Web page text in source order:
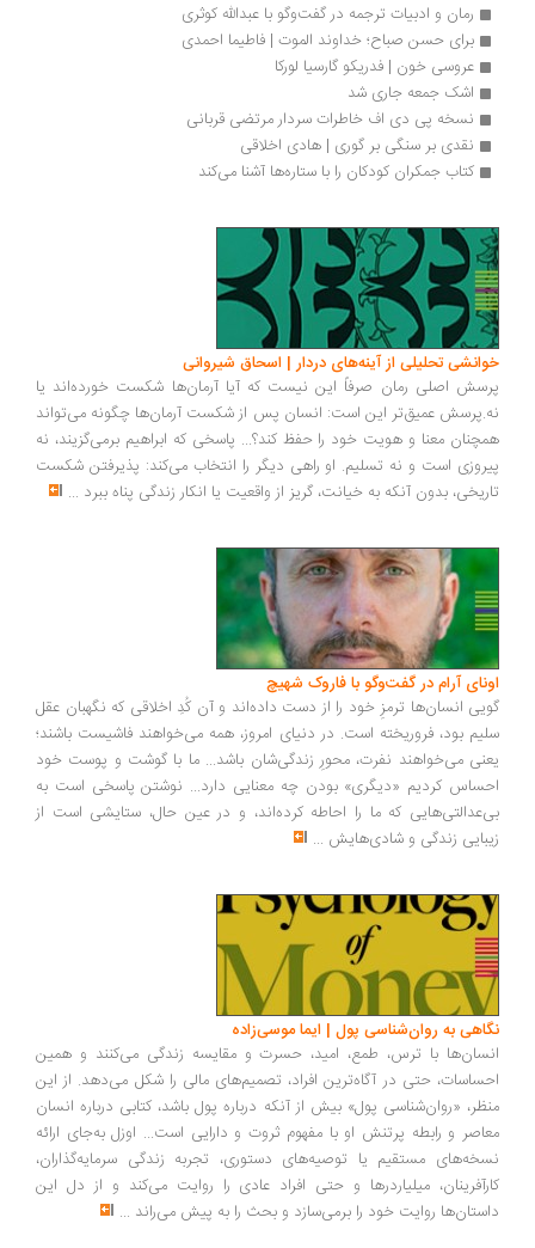
رمان و ادبیات ترجمه در گفت‌وگو با عبدالله کوثری
برای حسن صباح؛ خداوند الموت | فاطیما احمدی
عروسی خون | فدریکو گارسیا لورکا
اشک جمعه جاری شد
نسخه پی دی اف خاطرات سردار مرتضی قربانی
نقدی بر سنگی‌ بر گوری‌ | هادی اخلاقی
کتاب جمکران کودکان را با ستاره‌ها آشنا می‌کند
تحلیلی از آینه‌های دردار | اسحاق شیروانی
اصلی رمان صرفاً این نیست که آیا آرمان‌ها شکست خورده‌اند یا
عمیق‌تر این است: انسان پس از شکست آرمان‌ها چگونه می‌تواند
معنا و هویت خود را حفظ کند؟... پاسخی که ابراهیم برمی‌گزیند، نه
است و نه تسلیم. او راهی دیگر را انتخاب می‌کند: پذیرفتن شکست
بدون آنکه به خیانت، گریز از واقعیت یا انکار زندگی پناه ببرد...
آرام در گفت‌وگو با فاروک شهیچ‭
انسان‌ها ترمزِ خود را از دست داده‌اند و آن کُدِ اخلاقی که نگهبان عقل
بود، فروریخته است. در دنیای امروز، همه می‌خواهند فاشیست باشند؛
می‌خواهند نفرت، محورِ زندگی‌شان باشد... ما با گوشت و پوست خود
کردیم «دیگری» بودن چه معنایی دارد... نوشتن پاسخی است به
که ما را احاطه کرده‌اند، و در عین حال، ستایشی است از
زندگی و شادی‌هایش...
به روان‌شناسی پول | ایما موسی‌زاده
با ترس، طمع، امید، حسرت و مقایسه زندگی می‌کنند و همین
حتی در آگاه‌ترین افراد، تصمیم‌های مالی را شکل می‌دهد. از این
«روان‌شناسی پول» بیش از آنکه درباره پول باشد، کتابی درباره انسان
و رابطه پرتنش او با مفهوم ثروت و دارایی است... اوزل به‌جای ارائه
مستقیم یا توصیه‌های دستوری، تجربه زندگی سرمایه‌گذاران،
میلیاردرها و حتی افراد عادی را روایت می‌کند و از دل این
روایت خود را برمی‌سازد و بحث را به پیش می‌راند...